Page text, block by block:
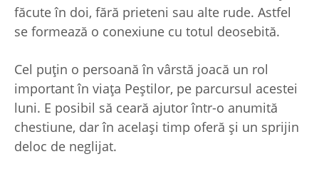
făcute în doi, fără prieteni sau alte rude. Astfel
se formează o conexiune cu totul deosebită.
Cel puțin o persoană în vârstă joacă un rol
important în viața Peștilor, pe parcursul acestei
luni. E posibil să ceară ajutor într-o anumită
chestiune, dar în același timp oferă și un sprijin
deloc de neglijat.